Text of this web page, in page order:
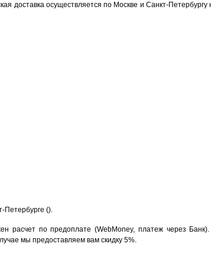
доставка осуществляется по Москве и Санкт-Петербургу
Петербурге ().
расчет по предоплате (WebMoney, платеж через
мы предоставляем вам скидку 5%.